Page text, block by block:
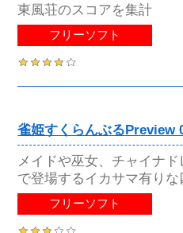
東風荘のスコアを集計
フリーソフト
雀姫すくらんぶるPreview
メイドや巫女、チャイナ
で登場するイカサマ有り
フリーソフト